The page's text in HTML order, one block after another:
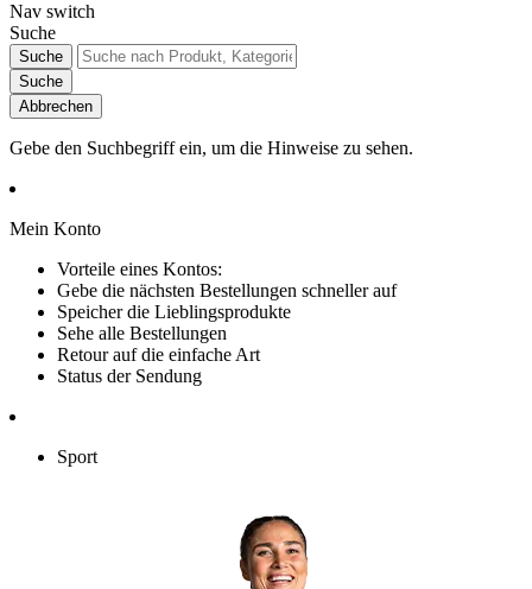
Nav switch
Suche
Suche
Suche
Abbrechen
Gebe den Suchbegriff ein, um die Hinweise zu sehen.
Mein Konto
Vorteile eines Kontos:
Gebe die nächsten Bestellungen schneller auf
Speicher die Lieblingsprodukte
Sehe alle Bestellungen
Retour auf die einfache Art
Status der Sendung
Sport